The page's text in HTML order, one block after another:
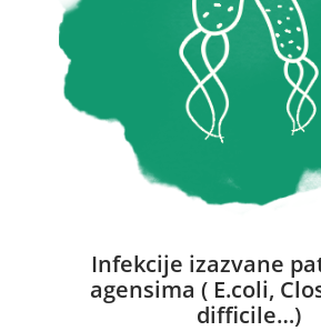
Infekcije izazvane
agensima ( E.coli,
difficile…)